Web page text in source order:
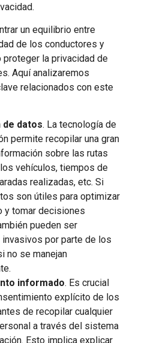
un equilibrio entre
de los conductores y
la privacidad de
Aquí analizaremos
relacionados con este
de datos. La tecnología de
permite recopilar una gran
sobre las rutas
vehículos, tiempos de
realizadas, etc. Si
son útiles para optimizar
y tomar decisiones
pueden ser
por parte de los
no se manejan
informado. Es crucial
explícito de los
de recopilar cualquier
a través del sistema
Esto implica explicar